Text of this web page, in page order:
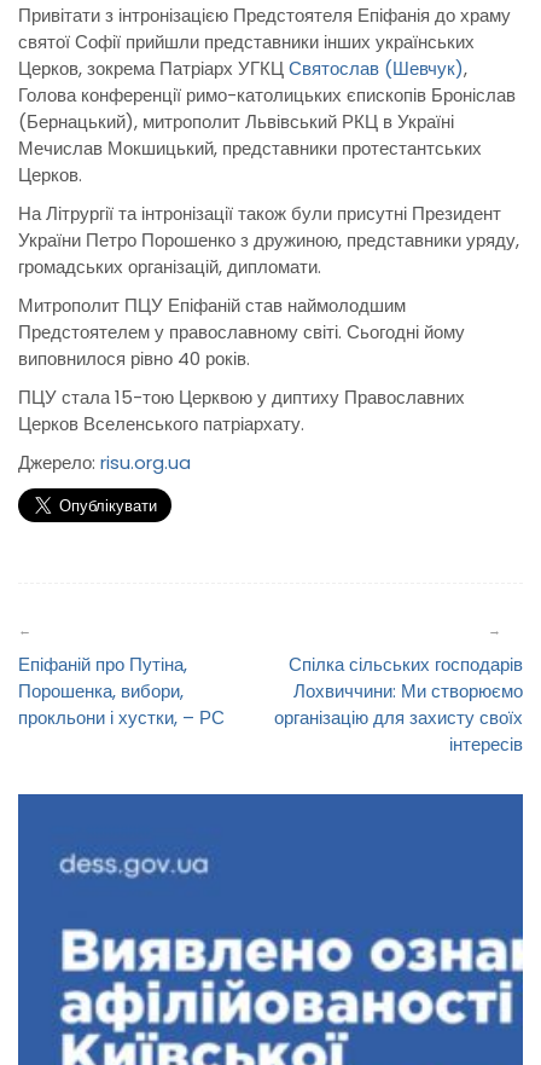
Привітати з інтронізацією Предстоятеля Епіфанія до храму
святої Софії прийшли представники інших українських
Церков, зокрема Патріарх УГКЦСвятослав (Шевчук),
Голова конференції римо-католицьких єпископів Броніслав
(Бернацький), митрополит Львівський РКЦ в Україні
Мечислав Мокшицький, представники протестантських
Церков.
На Літрургії та інтронізації також були присутні Президент
України Петро Порошенко з дружиною, представники уряду,
громадських організацій, дипломати.
Митрополит ПЦУ Епіфаній став наймолодшим
Предстоятелем у православному світі. Сьогодні йому
виповнилося рівно 40 років.
ПЦУ стала 15-тою Церквою у диптиху Православних
Церков Вселенського патріархату.
Джерело: risu.org.ua
Епіфаній про Путіна,
Порошенка, вибори,
прокльони і хустки, – РС
Спілка сільських господарів
Лохвиччини: Ми створюємо
організацію для захисту своїх
інтересів